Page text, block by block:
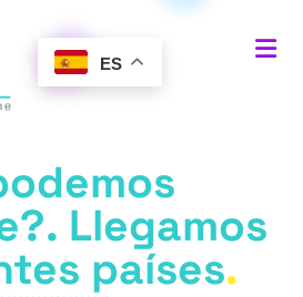
ES
Llegamos
países.